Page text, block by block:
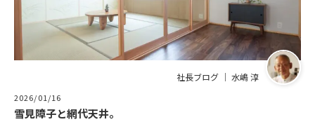
社長ブログ ｜ 水嶋 淳
2026/01/16
雪見障子と網代天井。